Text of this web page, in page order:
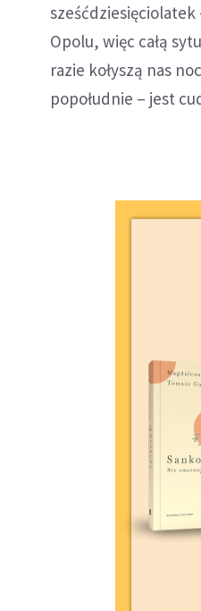
Opolu, więc całą
razie kołyszą nas
popołudnie – jest